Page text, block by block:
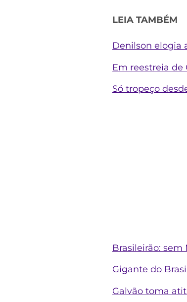
LEIA TAMBÉM
Denilson elogia
Em reestreia de
Só tropeço
Brasileirão:
Gigante do
Galvão toma